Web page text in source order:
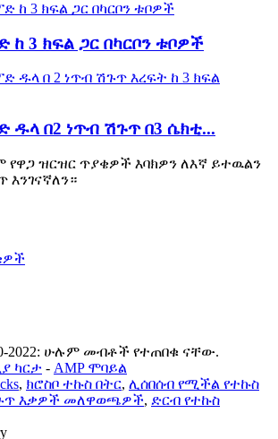
ከ 3 ክፍል ጋር በካርቦን ቱቦዎች
ዱላ በ2 ነጥብ ሽጉጥ በ3 ሴክቲ...
ዝርዝር ጥያቄዎች እባክዎን ለእኛ ይተዉልን
እንገናኛለን።
2022: ሁሉም መብቶች የተጠበቁ ናቸው.
ካርታ - AMP ሞባይል
, ክሮስቦ ተኩስ በትር, ሊሰበሰብ የሚችል የተኩስ
እቃዎች መለዋወጫዎች, ድርብ የተኩስ